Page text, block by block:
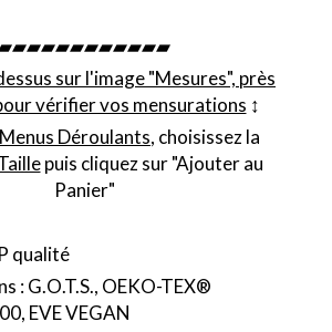
sur l'image "Mesures", près
vérifier vos mensurations ↕︎
Menus Déroulants, choisissez la
puis cliquez sur "Ajouter au
Panier"
qualité
: G.O.T.S., OEKO-TEX®
EVE VEGAN